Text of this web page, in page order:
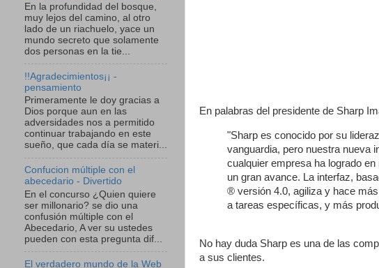
En palabras del presidente de Sharp
"Sharp es conocido por su
vanguardia, pero nuestra nueva
cualquier empresa ha logrado
un gran avance. La interfaz,
® versión 4.0, agiliza y hace
a tareas específicas, y más
No hay duda Sharp es una de las
a sus clientes.
En la profundidad del bosque,
muy lejos del camino, al otro
lado de un riachuelo, yace un
mundo secreto que solamente
dos personas en la tie...
!!Agradecimientos¡¡ -
pensamiento
Primeramente le doy gracias a
Dios porque aun en las
adversidades nos a permitido
continuar trabajando en este
sueño, que cada día se materi...
Confucion múltiple con el
abecedario - Divertido
En el concurso ¿Quien quiere
ser millonario? se dio una
confusión múltiple con el
Abecedario, A ver su ustedes
pueden con esta pregunta dif...
El verdadero mundo de la Web